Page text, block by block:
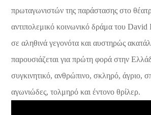
πρωταγωνιστών της παράστασης στο
αντιπολεμικό κοινωνικό δράμα του
σε αληθινά γεγονότα και αυστηρώς
παρουσιάζεται για πρώτη φορά στην
συγκινητικό, ανθρώπινο, σκληρό, άγριο,
αγωνιώδες, τολμηρό και έντονο θρίλερ.